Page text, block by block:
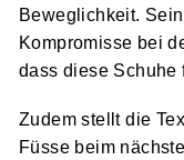
Beweglichkeit.
Kompromisse bei
dass diese Schuhe
Zudem stellt die
Füsse beim